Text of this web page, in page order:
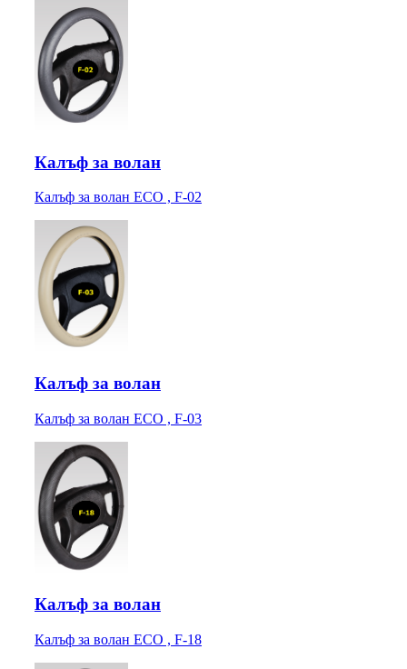
Калъф за волан
Калъф за волан ECO , F-02
Калъф за волан
Калъф за волан ECO , F-03
Калъф за волан
Калъф за волан ECO , F-18